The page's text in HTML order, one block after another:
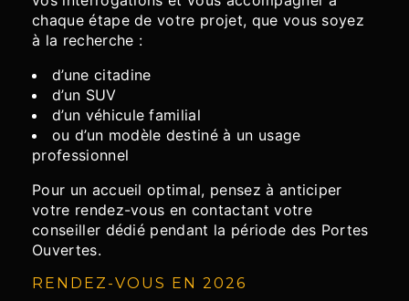
chaque étape de votre projet, que vous soyez
à la recherche :
d’une citadine
d’un SUV
d’un véhicule familial
ou d’un modèle destiné à un usage
professionnel
Pour un accueil optimal, pensez à anticiper
votre rendez-vous en contactant votre
conseiller dédié pendant la période des Portes
Ouvertes.
RENDEZ-VOUS EN 2026